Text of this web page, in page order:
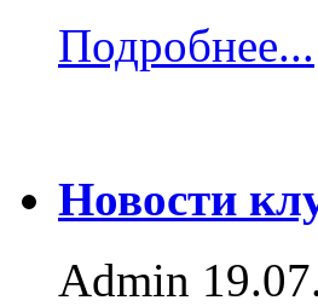
Подробнее...
Новости
Admin